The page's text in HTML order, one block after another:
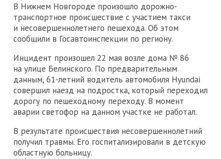
В Нижнем Новгороде произошло дорожно-
транспортное происшествие с участием такси
и несовершеннолетнего пешехода. Об этом
сообщили в Госавтоинспекции по региону.
Инцидент произошел 22 мая возле дома № 86
на улице Белинского. По предварительным
данным, 61-летний водитель автомобиля Hyundai
совершил наезд на подростка, который переходил
дорогу по пешеходному переходу. В момент
аварии светофор на данном участке не работал.
В результате происшествия несовершеннолетний
получил травмы. Его госпитализировали в детскую
областную больницу.